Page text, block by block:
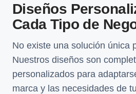
Diseños
Cada Tipo de
No existe una solución única
Nuestros diseños son
personalizados para
marca y las necesidades de